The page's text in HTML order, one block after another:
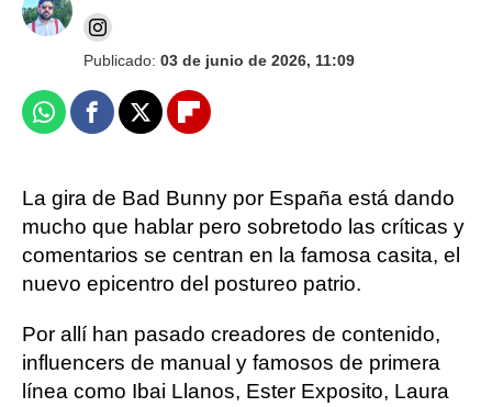
Publicado: 03 de junio de 2026, 11:09
WhatsappFacebook
X Flipboard
La gira de Bad Bunny por España está dando
mucho que hablar pero sobretodo las críticas y
comentarios se centran en la famosa casita, el
nuevo epicentro del postureo patrio.
Por allí han pasado creadores de contenido,
influencers de manual y famosos de primera
línea como Ibai Llanos, Ester Exposito, Laura